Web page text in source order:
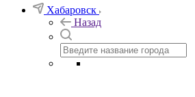
Хабаровск
Назад